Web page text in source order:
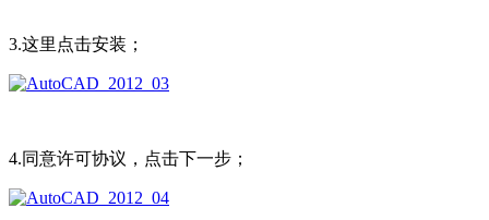
3.这里点击安装；
4.同意许可协议，点击下一步；